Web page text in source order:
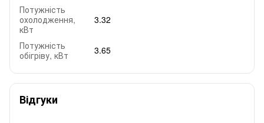
Потужність
охолодження,
кВт
3.32
Потужність
обігріву, кВт
3.65
Відгуки